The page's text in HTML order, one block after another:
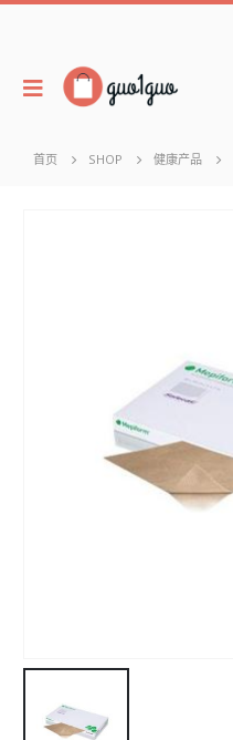
首页 SHOP 健康产品